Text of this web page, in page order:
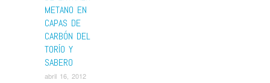
METANO EN
CAPAS DE
CARBÓN DEL
TORÍO Y
SABERO
abril 16, 2012